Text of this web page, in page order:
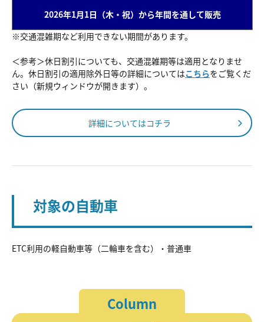
2026年1月1日（木・祝）から年間を通して販売
※交通混雑期など利用できない期間があります。
＜参考＞休日割引についても、交通混雑期等は適用となりませ
ん。休日割引の適用除外日等の詳細についてはこちらをご覧くだ
さい（新規ウィンドウが開きます）。
詳細についてはコチラ
対象の自動車
ETC利用の軽自動車等（二輪車を含む）・普通車
Column